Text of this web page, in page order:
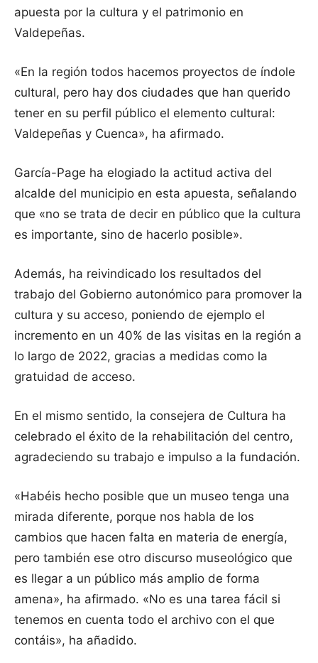
apuesta por la cultura y el patrimonio en
Valdepeñas.
«En la región todos hacemos proyectos de índole
cultural, pero hay dos ciudades que han querido
tener en su perfil público el elemento cultural:
Valdepeñas y Cuenca», ha afirmado.
García-Page ha elogiado la actitud activa del
alcalde del municipio en esta apuesta, señalando
que «no se trata de decir en público que la cultura
es importante, sino de hacerlo posible».
Además, ha reivindicado los resultados del
trabajo del Gobierno autonómico para promover la
cultura y su acceso, poniendo de ejemplo el
incremento en un 40% de las visitas en la región a
lo largo de 2022, gracias a medidas como la
gratuidad de acceso.
En el mismo sentido, la consejera de Cultura ha
celebrado el éxito de la rehabilitación del centro,
agradeciendo su trabajo e impulso a la fundación.
«Habéis hecho posible que un museo tenga una
mirada diferente, porque nos habla de los
cambios que hacen falta en materia de energía,
pero también ese otro discurso museológico que
es llegar a un público más amplio de forma
amena», ha afirmado. «No es una tarea fácil si
tenemos en cuenta todo el archivo con el que
contáis», ha añadido.